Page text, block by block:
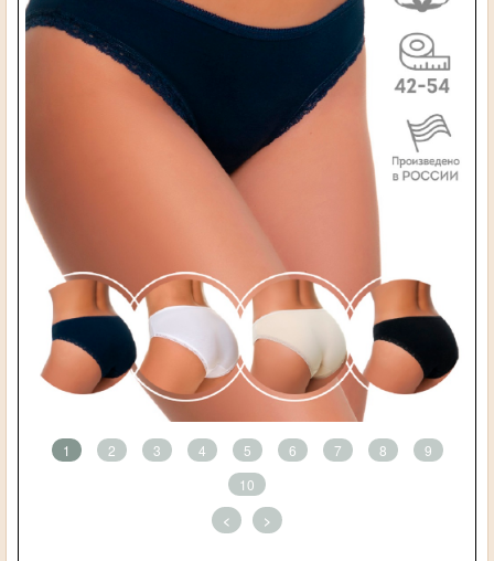
1 2 3 4 5 6 7 8
9
10
< >